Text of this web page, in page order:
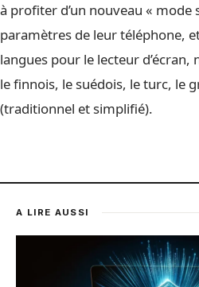
à profiter d’un nouveau «
paramètres de leur téléphone,
langues pour le lecteur
le finnois, le suédois, le turc, le
(traditionnel et simplifié).
A LIRE AUSSI